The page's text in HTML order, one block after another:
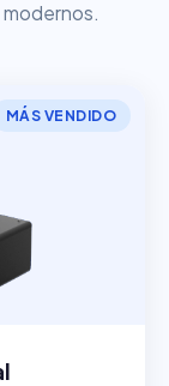
MÁS VENDIDO